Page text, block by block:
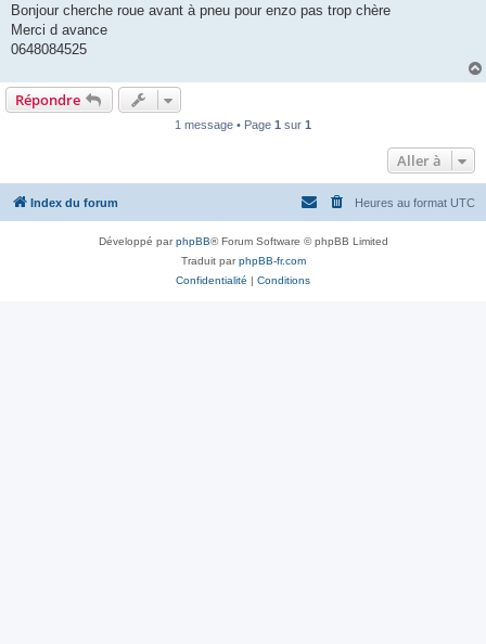
s
a
g
Bonjour cherche roue avant à pneu pour enzo pas trop chère
Merci d avance
0648084525
Répondre
1 message • Page 1 sur 1
Aller à
Index du forum Heures au format UTC
Développé parphpBB® Forum Software © phpBB Limited
Traduit parphpBB-fr.com
Confidentialité | Conditions